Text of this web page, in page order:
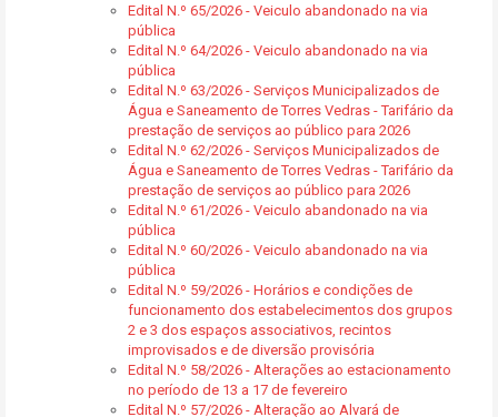
Edital N.º 65/2026 - Veiculo abandonado na via
pública
Edital N.º 64/2026 - Veiculo abandonado na via
pública
Edital N.º 63/2026 - Serviços Municipalizados de
Água e Saneamento de Torres Vedras - Tarifário da
prestação de serviços ao público para 2026
Edital N.º 62/2026 - Serviços Municipalizados de
Água e Saneamento de Torres Vedras - Tarifário da
prestação de serviços ao público para 2026
Edital N.º 61/2026 - Veiculo abandonado na via
pública
Edital N.º 60/2026 - Veiculo abandonado na via
pública
Edital N.º 59/2026 - Horários e condições de
funcionamento dos estabelecimentos dos grupos
2 e 3 dos espaços associativos, recintos
improvisados e de diversão provisória
Edital N.º 58/2026 - Alterações ao estacionamento
no período de 13 a 17 de fevereiro
Edital N.º 57/2026 - Alteração ao Alvará de